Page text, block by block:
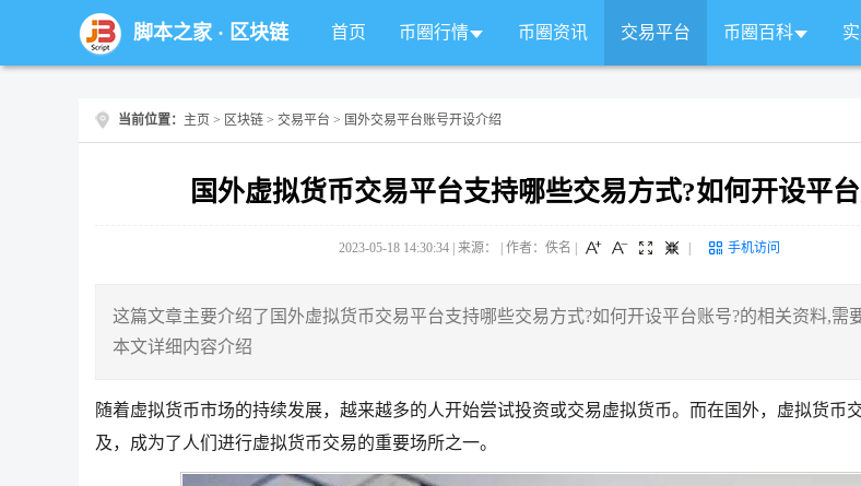
脚本之家· 区块链 首页 币圈行情 币圈资讯 交易平台 币圈百科
当前位置： 主页 > 区块链 > 交易平台 > 国外交易平台账号开设介绍
国外虚拟货币交易平台支持哪些交易方式?如何开设平
2023-05-18 14:30:34 | 来源： | 作者：佚名 手机访问
这篇文章主要介绍了国外虚拟货币交易平台支持哪些交易方式?如何开设平台账号?的相关资料,需
本文详细内容介绍
随着虚拟货币市场的持续发展，越来越多的人开始尝试投资或交易虚拟货币。而在国外，虚拟货币
及，成为了人们进行虚拟货币交易的重要场所之一。